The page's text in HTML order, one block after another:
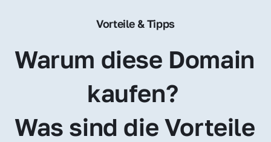
Vorteile & Tipps
Warum diese Domain
kaufen?
Was sind die Vorteile